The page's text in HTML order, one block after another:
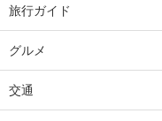
旅行ガイド
グルメ
交通